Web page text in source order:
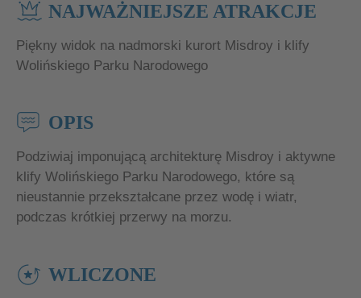
NAJWAŻNIEJSZE ATRAKCJE
Piękny widok na nadmorski kurort Misdroy i klify
Wolińskiego Parku Narodowego
OPIS
Podziwiaj imponującą architekturę Misdroy i aktywne
klify Wolińskiego Parku Narodowego, które są
nieustannie przekształcane przez wodę i wiatr,
podczas krótkiej przerwy na morzu.
WLICZONE